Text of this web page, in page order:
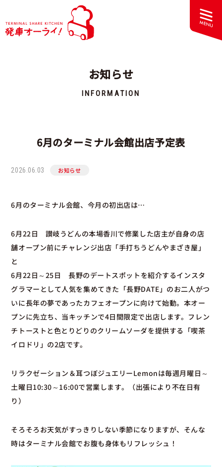
お知らせ
INFORMATION
6月のターミナル会館出店予定表
2026.06.03 お知らせ
6月のターミナル会館、今月の初出店は…
6月22日 讃岐うどんの本場香川で修業した店主が自身の店
舗オープン前にチャレンジ出店「手打ちうどんやまざき屋」
と
6月22日～25日 長野のデートスポットを紹介するインスタ
グラマーとして人気を集めてきた「長野DATE」のお二人がつ
いに長年の夢であったカフェオープンに向けて始動。本オー
プンに先立ち、当キッチンで4日間限定で出店します。フレン
チトーストと色とりどりのクリームソーダを提供する「喫茶
イロドリ」の2店です。
リラクゼーション＆耳つぼジュエリーLemonは毎週月曜日～
土曜日10:30～16:00で営業します。（出張により不在日有
り）
そろそろお天気がすっきりしない季節になりますが、そんな
時はターミナル会館でお腹も身体もリフレッシュ！